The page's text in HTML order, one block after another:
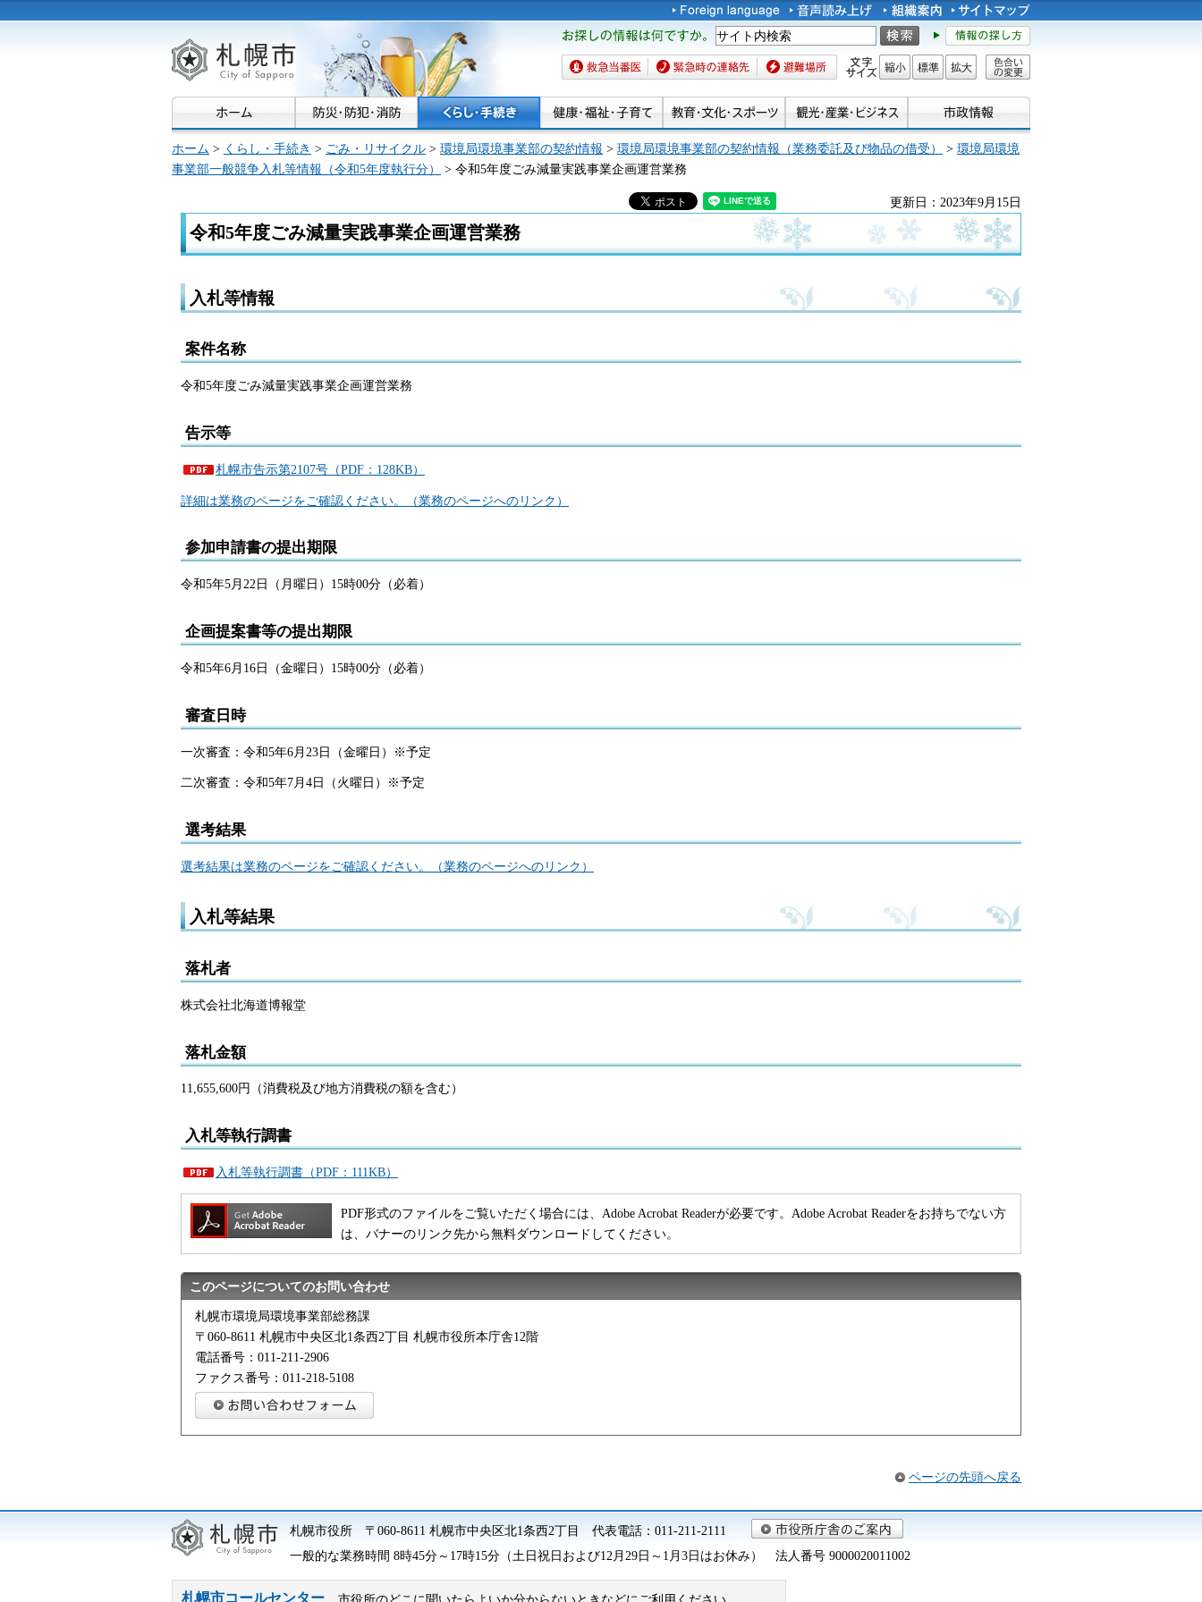
札幌市
お探しの情報は何です
か。
救急当番医 緊急時の連絡先 避難場所 文字サイズ
縮小 標準 拡大
色合い
ホーム > くらし・手続き > ごみ・リサイクル > 環境局環境事業部の契約情報 > 環境局環境事業部の契約情報（業務委託及び物品の借受） > 環境局環境
事業部一般競争入札等情報（令和5年度執行分）
> 令和5年度ごみ減量実践事業企画運営業務
更新日：2023年9月15日
令和5年度ごみ減量実践事業企画運営業務
入札等情報
案件名称
令和5年度ごみ減量実践事業企画運営業務
告示等
札幌市告示第2107号（PDF：128KB）
詳細は業務のページをご確認ください。（業務のページへのリンク）
参加申請書の提出期限
令和5年5月22日（月曜日）15時00分（必着）
企画提案書等の提出期限
令和5年6月16日（金曜日）15時00分（必着）
審査日時
一次審査：令和5年6月23日（金曜日）※予定
二次審査：令和5年7月4日（火曜日）※予定
選考結果
選考結果は業務のページをご確認ください。（業務のページへのリンク）
入札等結果
落札者
株式会社北海道博報堂
落札金額
11,655,600円（消費税及び地方消費税の額を含む）
入札等執行調書
入札等執行調書（PDF：111KB）
PDF形式のファイルをご覧いただく場合には、Adobe Acrobat Readerが必要です。Adobe Acrobat Readerをお持ちでない方
は、バナーのリンク先から無料ダウンロードしてください。
このページについてのお問い合わせ
札幌市環境局環境事業部総務課
〒060-8611 札幌市中央区北1条西2丁目 札幌市役所本庁舎12階
電話番号：011-211-2906
ファクス番号：011-218-5108
ページの先頭へ戻る
札幌市役所 〒060-8611 札幌市中央区北1条西2丁目 代表電話：011-211-2111
一般的な業務時間 8時45分～17時15分（土日祝日および12月29日～1月3日はお休み） 法人番号 9000020011002
札幌市コールセンター 市役所のどこに聞いたらよいか分からないときなどにご利用ください。